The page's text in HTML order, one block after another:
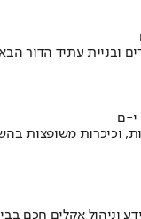
ובניית עתיד הדור
י-ם
וניהול אקלים חכם